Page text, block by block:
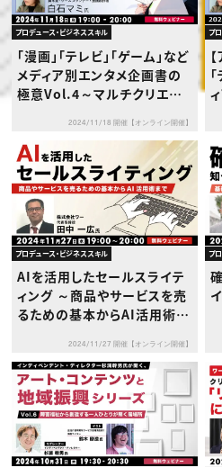
プロデュース・ビジネススキル
「漫画」「テレビ」「ゲーム」など
メディア別エンタメ企画書の
極意Vol.4～マルチクリエイ
2024/11/18 開催【オンライン開催】
プ
プロデュース・ビジネススキル
AIを活用したセールスライテ
ィング ～商品やサービスを売
るための基本からAI活用術ま
2024/11/27 開催【オンライン開催】
プ